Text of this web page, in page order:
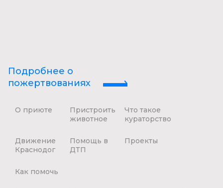
Подробнее о
пожертвованиях
О приюте
Пристроить
животное
Что такое
кураторство
Движение
Краснодог
Помощь в
ДТП
Проекты
Как помочь